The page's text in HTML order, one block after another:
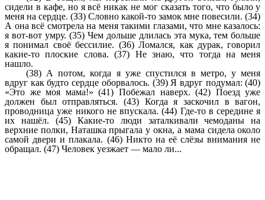
сидели в кафе, но я всё никак не мог сказать того, что было у
меня на сердце. (ЗЗ) Словно какой-то замок мне повесили. (34)
А она всё смотрела на меня такими глазами, что мне казалось:
я вот-вот умру. (35) Чем дольше длилась эта мука, тем больше
я понимал своё бессилие. (З6) Ломался, как дурак, говорил
какие-то плоские слова. (37) Не знаю, что тогда на меня
нашло.
(38) А потом, когда я уже спустился в метро, у меня
вдруг как будто сердце оборвалось. (39) Я вдруг подумал: (40)
«Это же моя мама!» (41) Побежал наверх. (42) Поезд уже
должен был отправляться. (43) Когда я заскочил в вагон,
проводница уже никого не впускала. (44) Где-то в середине я
их нашёл. (45) Какие-то люди заталкивали чемоданы на
верхние полки, Наташка прыгала у окна, а мама сидела около
самой двери и плакала. (46) Никто на её слёзы внимания не
обращал. (47) Человек уезжает — мало ли...